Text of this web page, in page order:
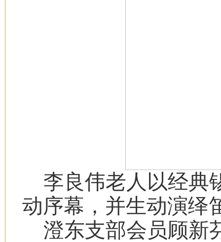
李良伟老人以经典
动序幕，并生动演绎
澄东支部会员顾新